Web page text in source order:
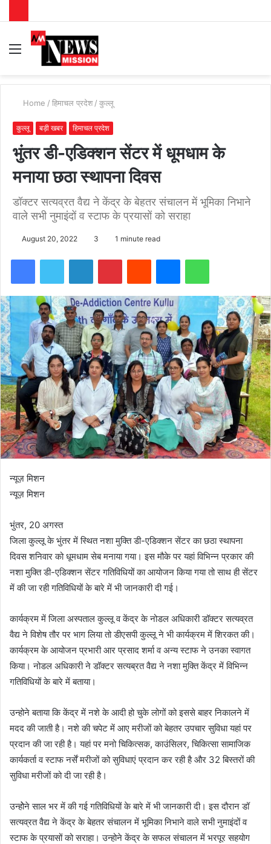
Menu
Home / हिमाचल प्रदेश / कुल्लू
कुल्लू बड़ी खबर हिमाचल प्रदेश
भुंतर डी-एडिक्शन सेंटर में धूमधाम के
मनाया छठा स्थापना दिवस
डॉक्टर सत्यव्रत वैद्य ने केंद्र के बेहतर संचालन में भूमिका निभाने
वाले सभी नुमाइंदों व स्टाफ के प्रयासों को सराहा
August 20, 2022 3 1 minute read
न्यूज़ मिशन
न्यूज़ मिशन
भुंतर, 20 अगस्त
जिला कुल्लू के भुंतर में स्थित नशा मुक्ति डी-एडिक्शन सेंटर का छठा स्थापना
दिवस शनिवार को धूमधाम सेब मनाया गया। इस मौके पर यहां विभिन्न प्रकार की
नशा मुक्ति डी-एडिक्शन सेंटर गतिविधियों का आयोजन किया गया तो साथ ही सेंटर
में की जा रही गतिविधियों के बारे में भी जानकारी दी गई।
कार्यक्रम में जिला अस्पताल कुल्लू व केंद्र के नोडल अधिकारी डॉक्टर सत्यव्रत
वैद्य ने विशेष तौर पर भाग लिया तो डीएसपी कुल्लू ने भी कार्यक्रम में शिरकत की।
कार्यक्रम के आयोजन प्रभारी आर प्रसाद शर्मा व अन्य स्टाफ ने उनका स्वागत
किया। नोडल अधिकारी ने डॉक्टर सत्यब्रत वैद्य ने नशा मुक्ति केंद्र में विभिन्न
गतिविधियों के बारे में बताया।
उन्होने बताया कि केंद्र में नशे के आदी हो चुके लोगों को इससे बाहर निकालने में
मदद की जाती है। नशे की चपेट में आए मरीजों को बेहतर उपचार सुविधा यहां पर
प्रदान की जा रही है। यहां पर मनो चिकित्सक, काउंसिलर, चिकित्सा सामाजिक
कार्यकर्ता व स्टाफ नर्सें मरीजों को सुविधाएं प्रदान कर रही है और 32 बिस्तरों की
सुविधा मरीजों को दी जा रही है।
उन्होेने साल भर में की गई गतिविधियों के बारे में भी जानकारी दी। इस दौरान डॉ
सत्यव्रत वैद्य ने केंद्र के बेहतर संचालन में भूमिका निभाने वाले सभी नुमाइंदों व
स्टाफ के प्रयासों को सराहा। उन्होने केंद्र के सफल संचालन में भरपूर सहयोग